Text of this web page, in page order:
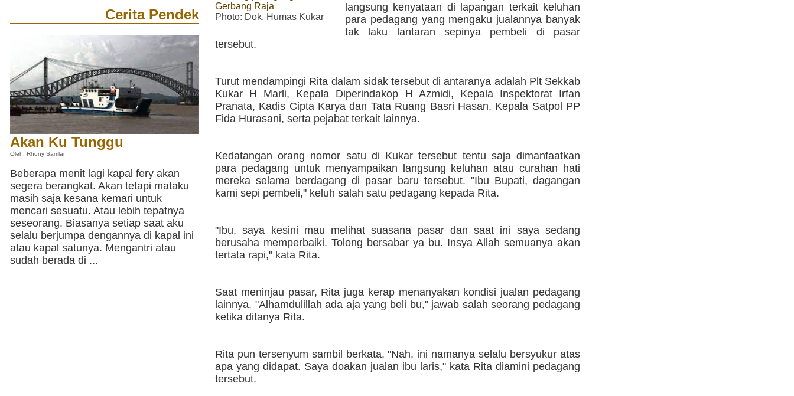
Cerita Pendek
Akan Ku Tunggu
Oleh: Rhony Samlan
Beberapa menit lagi kapal fery akan
segera berangkat. Akan tetapi mataku
masih saja kesana kemari untuk
mencari sesuatu. Atau lebih tepatnya
seseorang. Biasanya setiap saat aku
selalu berjumpa dengannya di kapal ini
atau kapal satunya. Mengantri atau
sudah berada di ...
Gerbang Raja
Photo: Dok. Humas Kukar
langsung kenyataan di lapangan terkait keluhan
para pedagang yang mengaku jualannya banyak
tak laku lantaran sepinya pembeli di pasar
tersebut.
Turut mendampingi Rita dalam sidak tersebut di antaranya adalah Plt Sekkab
Kukar H Marli, Kepala Diperindakop H Azmidi, Kepala Inspektorat Irfan
Pranata, Kadis Cipta Karya dan Tata Ruang Basri Hasan, Kepala Satpol PP
Fida Hurasani, serta pejabat terkait lainnya.
Kedatangan orang nomor satu di Kukar tersebut tentu saja dimanfaatkan
para pedagang untuk menyampaikan langsung keluhan atau curahan hati
mereka selama berdagang di pasar baru tersebut. "Ibu Bupati, dagangan
kami sepi pembeli," keluh salah satu pedagang kepada Rita.
"Ibu, saya kesini mau melihat suasana pasar dan saat ini saya sedang
berusaha memperbaiki. Tolong bersabar ya bu. Insya Allah semuanya akan
tertata rapi," kata Rita.
Saat meninjau pasar, Rita juga kerap menanyakan kondisi jualan pedagang
lainnya. "Alhamdulillah ada aja yang beli bu," jawab salah seorang pedagang
ketika ditanya Rita.
Rita pun tersenyum sambil berkata, "Nah, ini namanya selalu bersyukur atas
apa yang didapat. Saya doakan jualan ibu laris," kata Rita diamini pedagang
tersebut.